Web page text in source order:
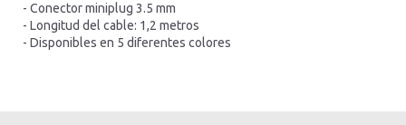
- Conector miniplug 3.5 mm
- Longitud del cable: 1,2 metros
- Disponibles en 5 diferentes colores